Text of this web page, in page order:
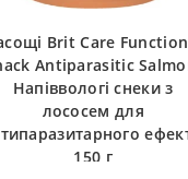
Brit Care
Antiparasitic
Напіввологі снеки з
лососем для
150 г